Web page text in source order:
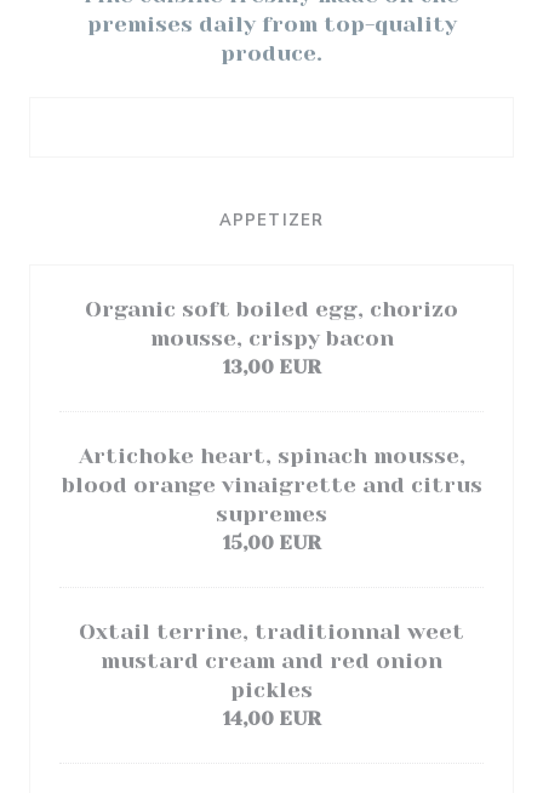
premises daily from top-quality
produce.
APPETIZER
Organic soft boiled egg, chorizo
mousse, crispy bacon
13,00 EUR
Artichoke heart, spinach mousse,
blood orange vinaigrette and citrus
supremes
15,00 EUR
Oxtail terrine, traditionnal weet
mustard cream and red onion
pickles
14,00 EUR